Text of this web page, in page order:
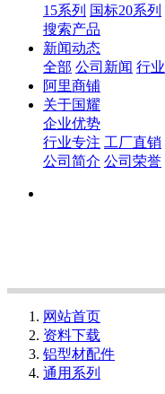
15系列 国标20系列
搜索产品
新闻动态
全部 公司新闻 行
阿里商铺
关于国耀
企业优势
行业专注 工厂直销
公司简介 公司荣誉
网站首页
资料下载
铝型材配件
通用系列